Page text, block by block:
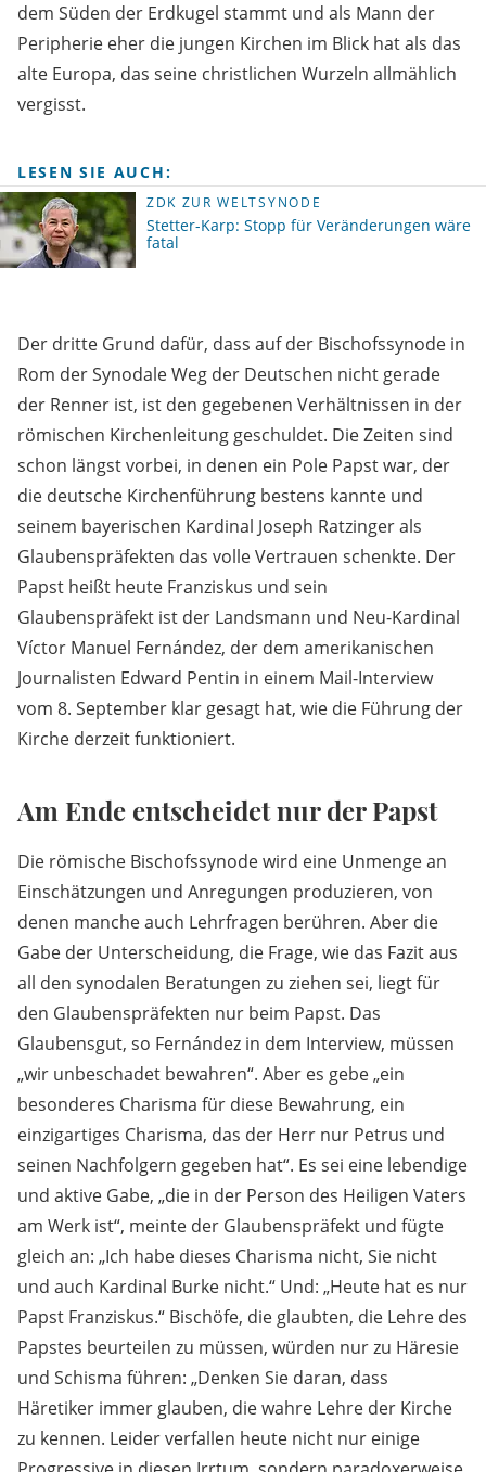
dem Süden der Erdkugel stammt und als Mann der
Peripherie eher die jungen Kirchen im Blick hat als das
alte Europa, das seine christlichen Wurzeln allmählich
vergisst.
LESEN SIE AUCH:
ZDK ZUR WELTSYNODE
Stetter-Karp: Stopp für Veränderungen wäre
fatal
Der dritte Grund dafür, dass auf der Bischofssynode in
Rom der Synodale Weg der Deutschen nicht gerade
der Renner ist, ist den gegebenen Verhältnissen in der
römischen Kirchenleitung geschuldet. Die Zeiten sind
schon längst vorbei, in denen ein Pole Papst war, der
die deutsche Kirchenführung bestens kannte und
seinem bayerischen Kardinal Joseph Ratzinger als
Glaubenspräfekten das volle Vertrauen schenkte. Der
Papst heißt heute Franziskus und sein
Glaubenspräfekt ist der Landsmann und Neu-Kardinal
Víctor Manuel Fernández, der dem amerikanischen
Journalisten Edward Pentin in einem Mail-Interview
vom 8. September klar gesagt hat, wie die Führung der
Kirche derzeit funktioniert.
Am Ende entscheidet nur der Papst
Die römische Bischofssynode wird eine Unmenge an
Einschätzungen und Anregungen produzieren, von
denen manche auch Lehrfragen berühren. Aber die
Gabe der Unterscheidung, die Frage, wie das Fazit aus
all den synodalen Beratungen zu ziehen sei, liegt für
den Glaubenspräfekten nur beim Papst. Das
Glaubensgut, so Fernández in dem Interview, müssen
„wir unbeschadet bewahren“. Aber es gebe „ein
besonderes Charisma für diese Bewahrung, ein
einzigartiges Charisma, das der Herr nur Petrus und
seinen Nachfolgern gegeben hat“. Es sei eine lebendige
und aktive Gabe, „die in der Person des Heiligen Vaters
am Werk ist“, meinte der Glaubenspräfekt und fügte
gleich an: „Ich habe dieses Charisma nicht, Sie nicht
und auch Kardinal Burke nicht.“ Und: „Heute hat es nur
Papst Franziskus.“ Bischöfe, die glaubten, die Lehre des
Papstes beurteilen zu müssen, würden nur zu Häresie
und Schisma führen: „Denken Sie daran, dass
Häretiker immer glauben, die wahre Lehre der Kirche
zu kennen. Leider verfallen heute nicht nur einige